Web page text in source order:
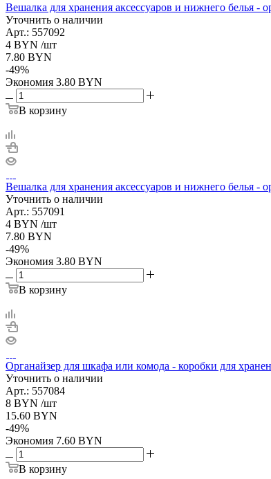
Вешалка для хранения аксессуаров и нижнего белья -
Уточнить о наличии
Арт.: 557092
4 BYN /шт
7.80 BYN
-49%
Экономия 3.80 BYN
В корзину
Вешалка для хранения аксессуаров и нижнего белья -
Уточнить о наличии
Арт.: 557091
4 BYN /шт
7.80 BYN
-49%
Экономия 3.80 BYN
В корзину
Органайзер для шкафа или комода - коробки для
Уточнить о наличии
Арт.: 557084
8 BYN /шт
15.60 BYN
-49%
Экономия 7.60 BYN
В корзину